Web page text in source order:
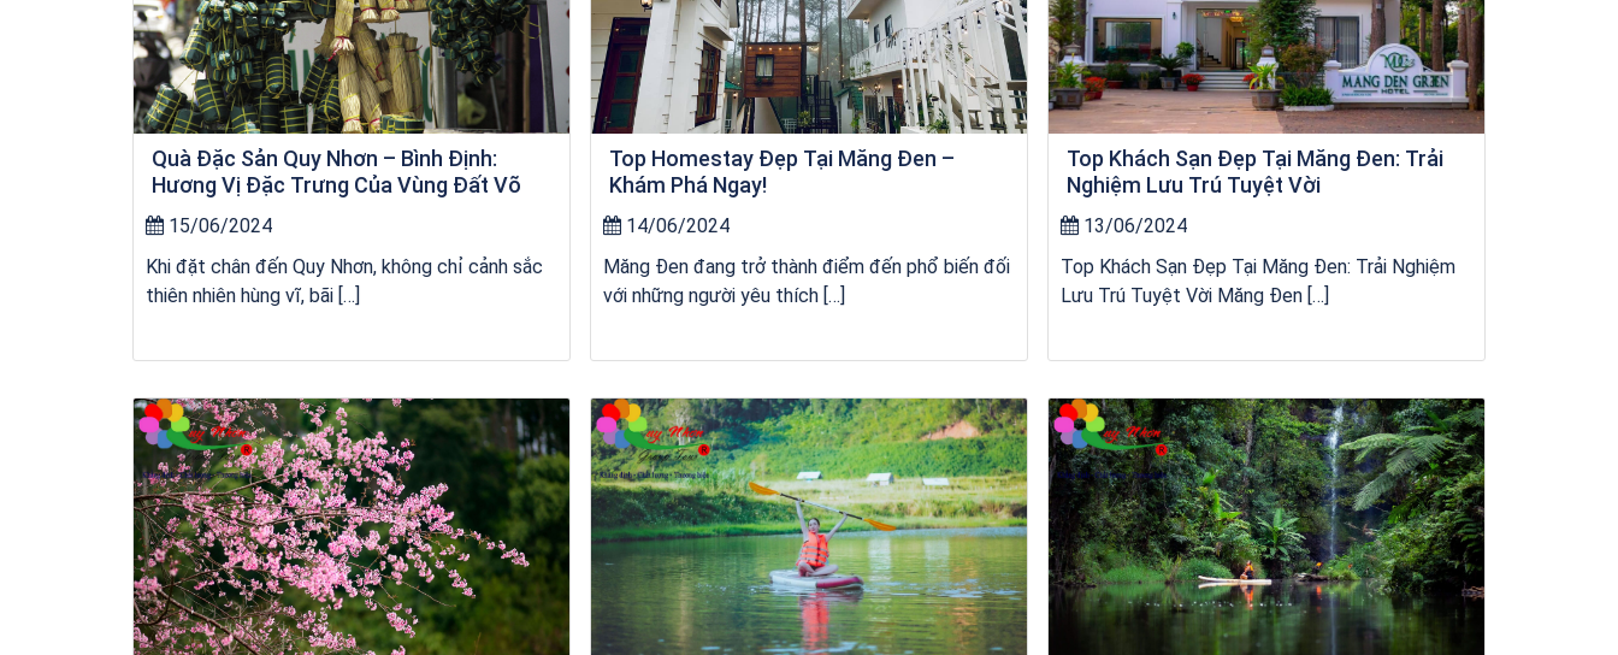
Quà Đặc Sản Quy Nhơn – Bình Định:
Hương Vị Đặc Trưng Của Vùng Đất Võ
15/06/2024
Khi đặt chân đến Quy Nhơn, không chỉ cảnh sắc
thiên nhiên hùng vĩ, bãi […]
Top Homestay Đẹp Tại Măng Đen –
Khám Phá Ngay!
14/06/2024
Măng Đen đang trở thành điểm đến phổ biến đối
với những người yêu thích […]
Top Khách Sạn Đẹp Tại Măng Đen: Trải
Nghiệm Lưu Trú Tuyệt Vời
13/06/2024
Top Khách Sạn Đẹp Tại Măng Đen: Trải Nghiệm
Lưu Trú Tuyệt Vời Măng Đen […]
Khách sạn Money Fine Quy Nhơn Khách sạn Money Fine Quy Nhơn Khách sạn Money Fine Quy Nhơn